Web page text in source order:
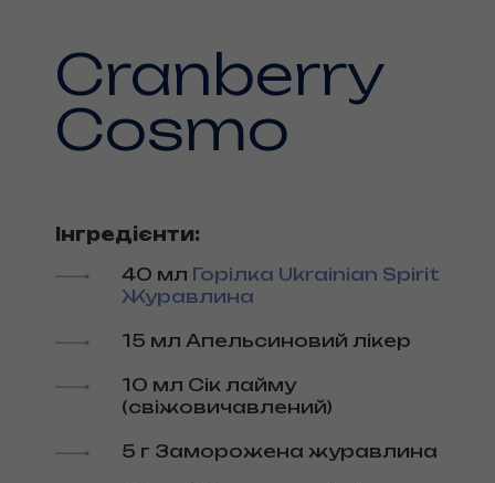
Cranberry
Cosmo
Інгредієнти:
40 мл Горілка Ukrainian Spirit
Журавлина
15 мл Апельсиновий лікер
10 мл Сік лайму
(свіжовичавлений)
5 г Заморожена журавлина